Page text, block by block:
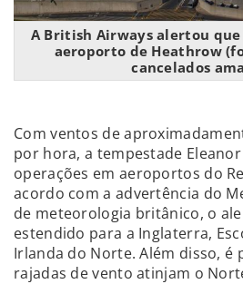
A British Airways alertou que
aeroporto de Heathrow
cancelados
Com ventos de
por hora, a tempestade
operações em aeroportos do
acordo com a advertência do
de meteorologia britânico, o
estendido para a Inglaterra,
Irlanda do Norte. Além disso, é
rajadas de vento atinjam o